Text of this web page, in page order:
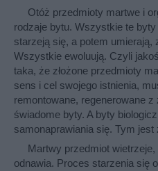
Otóż przedmioty martwe i
rodzaje bytu. Wszystkie te
starzeją się, a potem umierają,
Wszystkie ewoluują. Czyli
taka, że złożone przedmioty
sens i cel swojego istnienia,
remontowane, regenerowane
świadome byty. A byty
samonaprawiania się. Tym jest
Martwy przedmiot
odnawia. Proces starzenia się